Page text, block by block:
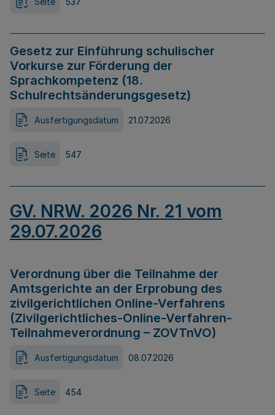
Gesetz zur Einführung schulischer
Vorkurse zur Förderung der
Sprachkompetenz (18.
Schulrechtsänderungsgesetz)
Ausfertigungsdatum 21.07.2026
Seite 547
GV. NRW. 2026 Nr. 21 vom
29.07.2026
Verordnung über die Teilnahme der
Amtsgerichte an der Erprobung des
zivilgerichtlichen Online-Verfahrens
(Zivilgerichtliches-Online-Verfahren-
Teilnahmeverordnung – ZOVTnVO)
Ausfertigungsdatum 08.07.2026
Seite 454